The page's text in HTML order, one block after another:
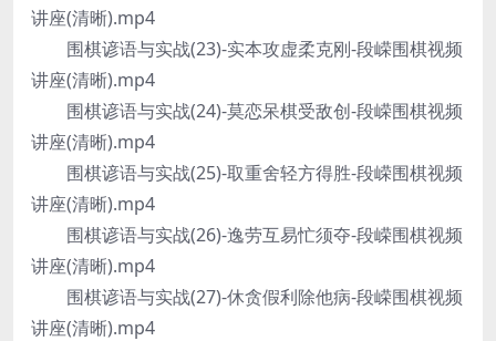
讲座(清晰).mp4
围棋谚语与实战(23)-实本攻虚柔克刚-段嵘围棋视频
讲座(清晰).mp4
围棋谚语与实战(24)-莫恋呆棋受敌创-段嵘围棋视频
讲座(清晰).mp4
围棋谚语与实战(25)-取重舍轻方得胜-段嵘围棋视频
讲座(清晰).mp4
围棋谚语与实战(26)-逸劳互易忙须夺-段嵘围棋视频
讲座(清晰).mp4
围棋谚语与实战(27)-休贪假利除他病-段嵘围棋视频
讲座(清晰).mp4